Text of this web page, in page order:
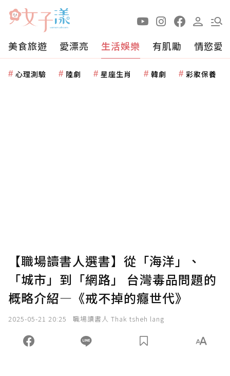
美食旅遊 愛漂亮 生活娛樂 有肌勵 情慾愛
心理測驗 陸劇 星座生肖 韓劇 彩妝保養
【職場讀書人選書】從「海洋」、
「城市」到「網路」 台灣毒品問題的
概略介紹—《戒不掉的癮世代》
2025-05-21 20:25 職場讀書人 Thak tsheh lang